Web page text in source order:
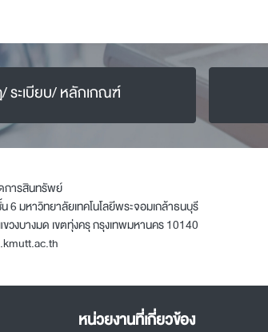
ระเบียบ/ หลักเกณฑ์
การสินทรัพย์
6 มหาวิทยาลัยเทคโนโลยีพระจอมเกล้าธนบุรี
วงบางมด เขตทุ่งครุ กรุงเทพมหานคร 10140
หน่วยงานที่เกี่ยวข้อง